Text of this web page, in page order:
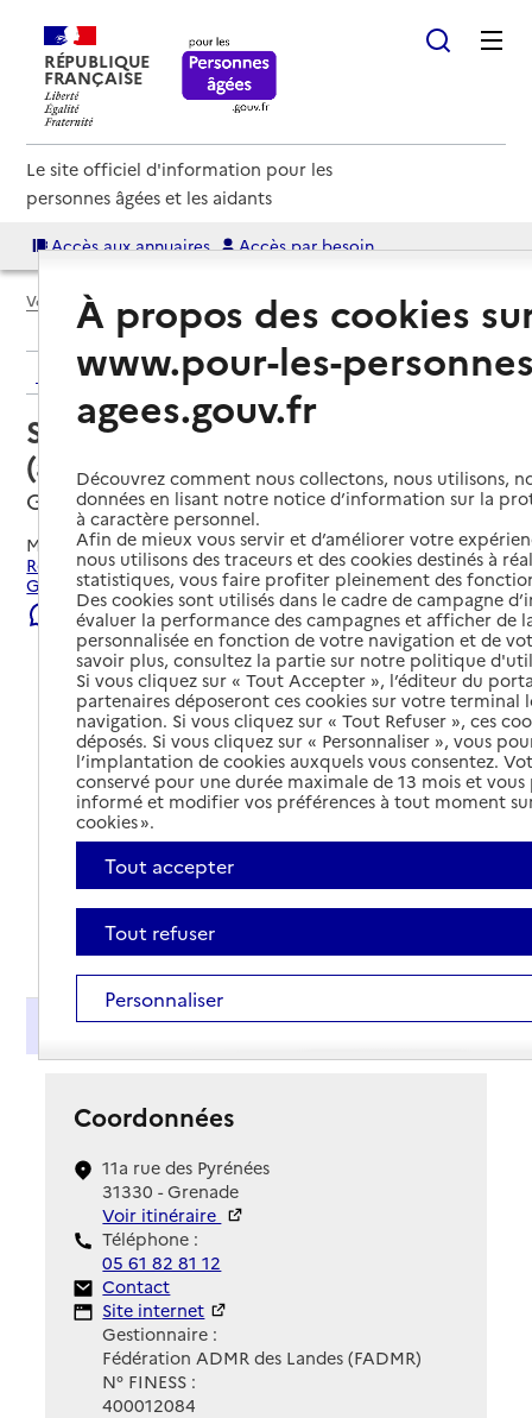
RÉPUBLIQUE
FRANÇAISE
Le site officiel d'information pour les
personnes âgées et les aidants
Accès aux annuaires Accès par besoin
Voir le fil d’Ariane
Retour aux résultats de l'annuaire
Service autonomie à domicile
(aide) – ADMR
Grenade, HAUTE-GARONNE
Mis à jour le23/07/2026
Rechercher les établissements et services autour de
Grenade.
Signaler une erreur
Présentation
Coordonnées
11a rue des Pyrénées
31330 - Grenade
Voir itinéraire
Téléphone :
05 61 82 81 12
Contact
Contact
Site Internet
Site internet
Gestionnaire :
Fédération ADMR des Landes (FADMR)
N° FINESS :
400012084
À propos des cookies
www.pour-les-
agees.gouv.fr
Découvrez comment nous collectons, nous utilisons,
données en lisant notre notice d’information sur la
à caractère personnel.
Afin de mieux vous servir et d’améliorer votre
nous utilisons des traceurs et des cookies destinés à
statistiques, vous faire profiter pleinement des
Des cookies sont utilisés dans le cadre de campagne
évaluer la performance des campagnes et afficher de
personnalisée en fonction de votre navigation et de
savoir plus, consultez la partie sur notre politique
Si vous cliquez sur « Tout Accepter », l’éditeur du
partenaires déposeront ces cookies sur votre terminal
navigation. Si vous cliquez sur « Tout Refuser », ces
déposés. Si vous cliquez sur « Personnaliser », vous
l’implantation de cookies auxquels vous consentez.
conservé pour une durée maximale de 13 mois et
informé et modifier vos préférences à tout moment
cookies ».
Tout accepter
Tout refuser
Personnaliser